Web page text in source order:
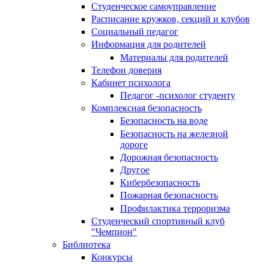
Студенческое самоуправление
Расписание кружков, секций и клубов
Социальный педагог
Информация для родителей
Материалы для родителей
Телефон доверия
Кабинет психолога
Педагог -психолог студенту
Комплексная безопасность
Безопасность на воде
Безопасность на железной
дороге
Дорожная безопасность
Другое
Кибербезопасность
Пожарная безопасность
Профилактика терроризма
Студенческий спортивный клуб
"Чемпион"
Библиотека
Конкурсы